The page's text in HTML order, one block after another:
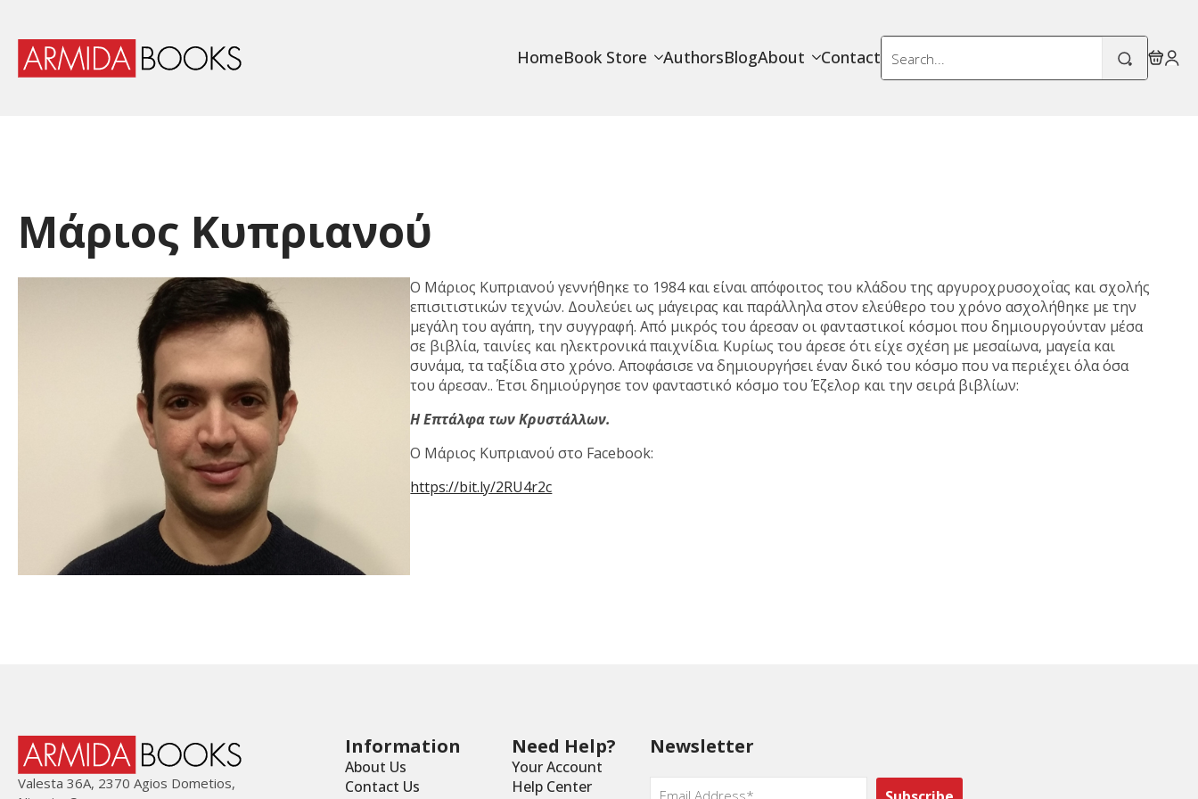
HomeBook Store AuthorsBlogAbout Contact
Search
for:
Μάριος Κυπριανού
Ο Μάριος Κυπριανού γεννήθηκε το 1984 και είναι απόφοιτος του κλάδου της αργυροχρυσοχοΐας και σχολής
επισιτιστικών τεχνών. Δουλεύει ως μάγειρας και παράλληλα στον ελεύθερο του χρόνο ασχολήθηκε με την
μεγάλη του αγάπη, την συγγραφή. Από μικρός του άρεσαν οι φανταστικοί κόσμοι που δημιουργούνταν μέσα
σε βιβλία, ταινίες και ηλεκτρονικά παιχνίδια. Κυρίως του άρεσε ότι είχε σχέση με μεσαίωνα, μαγεία και
συνάμα, τα ταξίδια στο χρόνο. Αποφάσισε να δημιουργήσει έναν δικό του κόσμο που να περιέχει όλα όσα
του άρεσαν.. Έτσι δημιούργησε τον φανταστικό κόσμο του Έζελορ και την σειρά βιβλίων:
Η Επτάλφα των Κρυστάλλων.
Ο Μάριος Κυπριανού στο Facebook:
https://bit.ly/2RU4r2c
Valesta 36Α, 2370 Agios Dometios,
Information
About Us
Contact Us
Need Help?
Your Account
Help Center
Newsletter
Email